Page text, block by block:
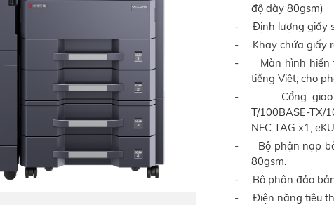
độ dày 80gsm)
-
Định lượng giấy
-
Khay chứa giấy
-
Màn hình hiển
tiếng Việt; cho
-
Cổng
T/100BASE-TX/
NFC TAG x1,
-
Bộ phận nạp
80gsm.
-
Bộ phận đảo
-
Điện năng tiêu